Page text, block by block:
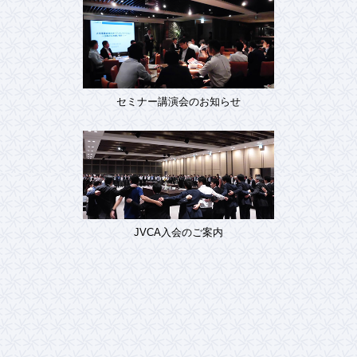
セミナー講演会のお知らせ
JVCA入会のご案内